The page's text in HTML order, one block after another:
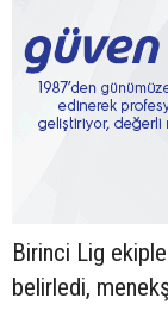
Birinci Lig
belirledi,